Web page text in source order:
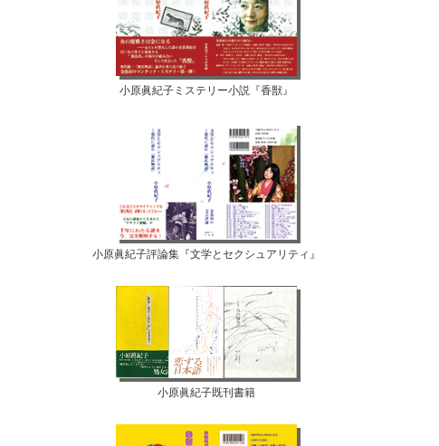
小原眞紀子ミステリー小説『香獣』
小原眞紀子評論集『文学とセクシュアリティ』
小原眞紀子既刊書籍